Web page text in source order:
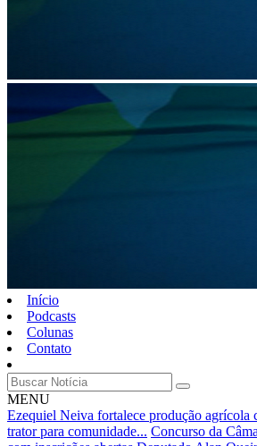
Início
Podcasts
Colunas
Contato
MENU
Ezequiel Neiva fortalece produção agrícola
trator para comunidade... Concurso da